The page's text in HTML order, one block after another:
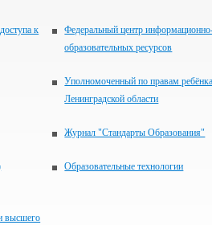
к
Федеральный центр
образовательных ресурсов
Уполномоченный по правам
Ленинградской области
Журнал "Стандарты Образования"
Образовательные технологии
высшего